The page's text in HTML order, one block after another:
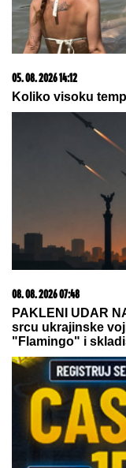
06. 08. 2026 07:08
Evo u kojim
kompletan spisak
07. 08. 2026 09:47
Čiji hromozom
devojčica, XY rađa